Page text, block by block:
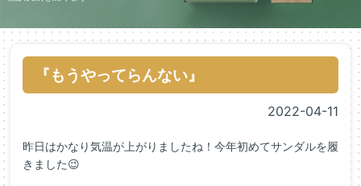
『もうやってらんない』
2022-04-11
昨日はかなり気温が上がりましたね！今年初めてサンダルを履
きました😉